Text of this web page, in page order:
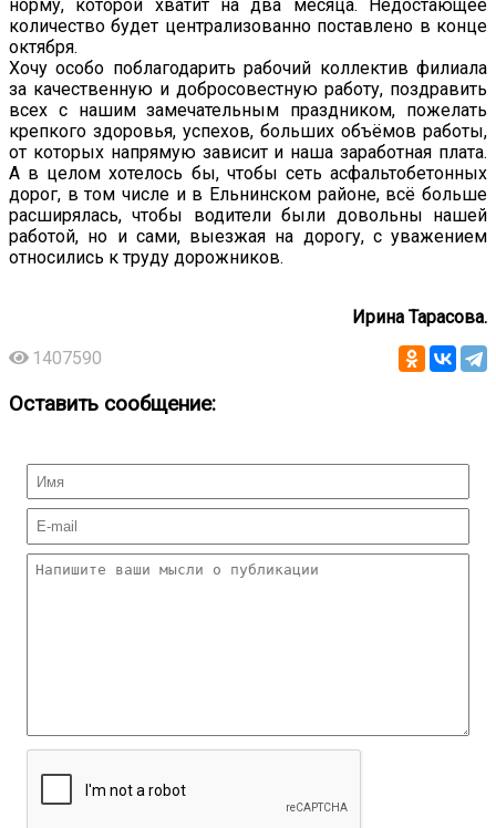
норму, которой хватит на два месяца. Недостающее
количество будет централизованно поставлено в конце
октября.
Хочу особо поблагодарить рабочий коллектив филиала
за качественную и добросовестную работу, поздравить
всех с нашим замечательным праздником, пожелать
крепкого здоровья, успехов, больших объёмов работы,
от которых напрямую зависит и наша заработная плата.
А в целом хотелось бы, чтобы сеть асфальтобетонных
дорог, в том числе и в Ельнинском районе, всё больше
расширялась, чтобы водители были довольны нашей
работой, но и сами, выезжая на дорогу, с уважением
относились к труду дорожников.
Ирина Тарасова.
1407590
Оставить сообщение: